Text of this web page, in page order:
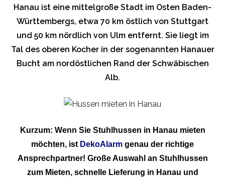
Hanau ist eine mittelgroße Stadt im Osten Baden-
Württembergs, etwa 70 km östlich von Stuttgart
und 50 km nördlich von Ulm entfernt. Sie liegt im
Tal des oberen Kocher in der sogenannten Hanauer
Bucht am nordöstlichen Rand der Schwäbischen
Alb.
Kurzum: Wenn Sie Stuhlhussen in Hanau mieten
möchten, ist DekoAlarm genau der richtige
Ansprechpartner! Große Auswahl an Stuhlhussen
zum Mieten, schnelle Lieferung in Hanau und